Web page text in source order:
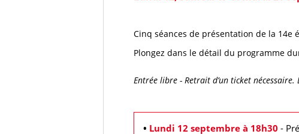
Cinq séances de présentation de la 14e
Plongez dans le détail du programme
Entrée libre - Retrait d’un ticket
• Lundi 12 septembre à 18h30 -